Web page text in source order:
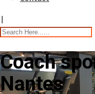
|
Coach
Nantes